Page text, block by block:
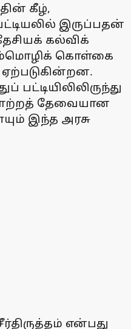
கீழ்,
இருப்பதன்
கல்விக்
கொள்கை
மாற்றத் தேவையான
இந்த அரசு
என்பது